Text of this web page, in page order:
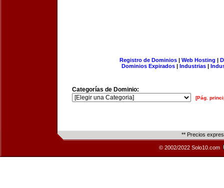
Registro de Dominios| Web Hosting |
Dominios Expirados | Industrias |
Categorías de Dominio:
[Pág.
** Precios
© 2002/2022 Solo10.com